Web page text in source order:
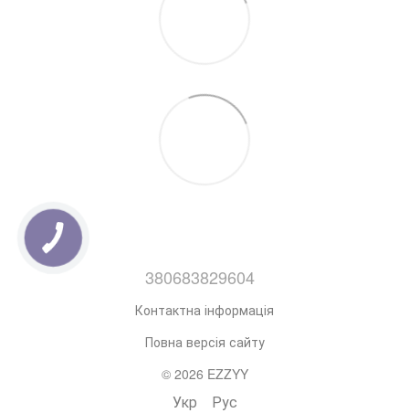
380683829604
Контактна інформація
Повна версія сайту
© 2026 EZZYY
Укр Рус